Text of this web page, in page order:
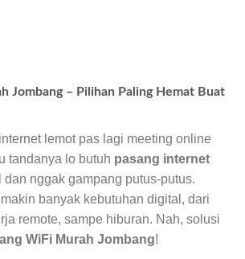
Jombang – Pilihan Paling Hemat Buat
lemot pas lagi meeting online
tandanya lo butuh pasang internet
dan nggak gampang putus-putus.
banyak kebutuhan digital, dari
remote, sampe hiburan. Nah, solusi
WiFi Murah Jombang!